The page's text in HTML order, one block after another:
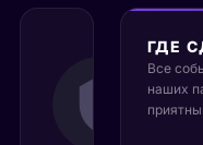
ГДЕ
Все
наших